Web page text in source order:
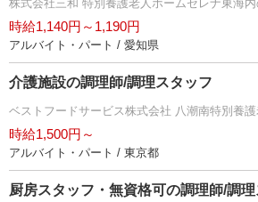
株式会社三和 特別養護老人ホームセレナ東海
時給1,140円～1,190円
アルバイト・パート / 愛知県
介護施設の調理師/調理スタッフ
ベストフードサービス株式会社 八潮南特別養
時給1,500円～
アルバイト・パート / 東京都
厨房スタッフ・無資格可の調理師/調